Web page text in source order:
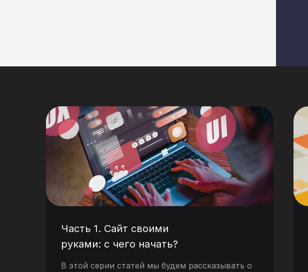
Часть 1. Сайт своими
руками: с чего начать?
В этой серии статей мы будем рассказывать о